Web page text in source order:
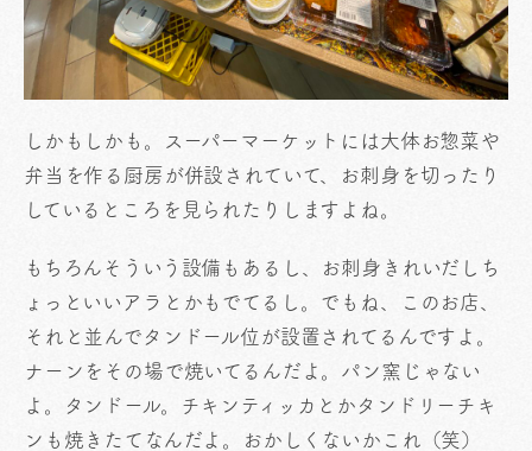
しかもしかも。スーパーマーケットには大体お惣菜や
弁当を作る厨房が併設されていて、お刺身を切ったり
しているところを見られたりしますよね。
もちろんそういう設備もあるし、お刺身きれいだしち
ょっといいアラとかもでてるし。でもね、このお店、
それと並んでタンドール位が設置されてるんですよ。
ナーンをその場で焼いてるんだよ。パン窯じゃない
よ。タンドール。チキンティッカとかタンドリーチキ
ンも焼きたてなんだよ。おかしくないかこれ（笑）